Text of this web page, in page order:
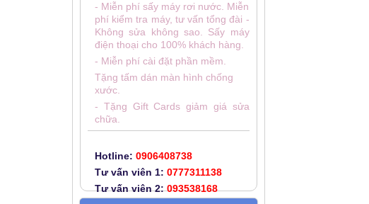
- Miễn phí sấy máy rơi nước. Miễn
phí kiểm tra máy, tư vấn tổng đài -
Không sửa không sao. Sấy máy
điện thoại cho 100% khách hàng.
- Miễn phí cài đặt phần mềm.
Tặng tấm dán màn hình chống
xước.
- Tặng Gift Cards giảm giá sửa
chữa.
Hotline: 0906408738
Tư vấn viên 1: 0777311138
Tư vấn viên 2: 093538168